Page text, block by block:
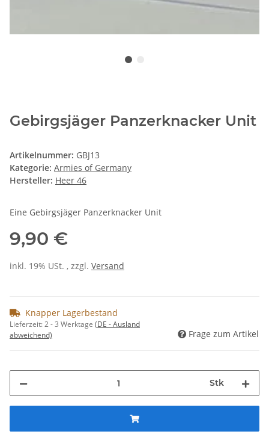
Gebirgsjäger Panzerknacker Unit
Artikelnummer: GBJ13
Kategorie: Armies of Germany
Hersteller: Heer 46
Eine Gebirgsjäger Panzerknacker Unit
9,90 €
inkl. 19% USt. , zzgl. Versand
Knapper Lagerbestand
Lieferzeit:2 - 3 Werktage (DE - Ausland
abweichend)
Frage zum Artikel
Stk